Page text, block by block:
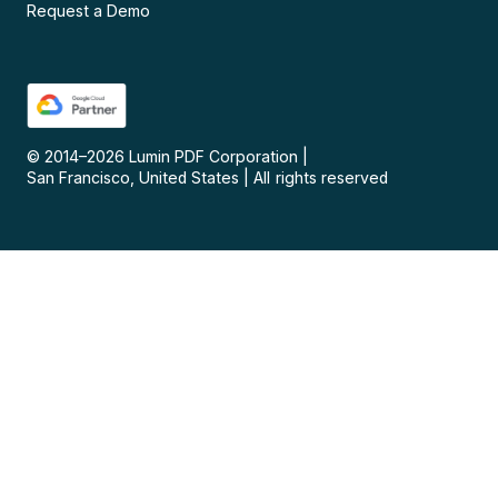
Request a Demo
© 2014–2026 Lumin PDF Corporation
San Francisco, United States
All rights reserved